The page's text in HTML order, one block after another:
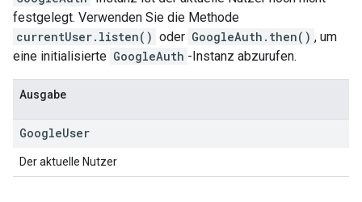
festgelegt. Verwenden Sie die Methode
currentUser.listen() oder GoogleAuth.then() , um
eine initialisierte GoogleAuth -Instanz abzurufen.
Ausgabe
GoogleUser
Der aktuelle Nutzer